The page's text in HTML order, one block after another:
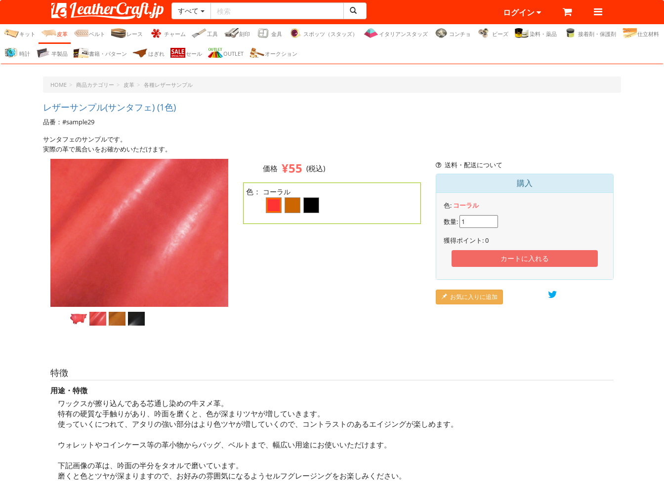
レザークラフト・ドット・
ジェーピー
すべて ログイン
キット 皮革 ベルト レース チャーム 工具 刻印 金具 スポッツ（スタッズ） イタリアンスタッズ コンチョ ビーズ 染料・薬品 接着剤・保護剤 仕立材料
時計 半製品 書籍・パターン はぎれ セール OUTLET オークション
HOME 商品カテゴリー 皮革 各種レザーサンプル
レザーサンプル(サンタフェ) (1色)
品番：#sample29
サンタフェのサンプルです。
実際の革で風合いをお確かめいただけます。
価格 ¥55 (税込)
色： コーラル
送料・配送について
購入
色: コーラル
数量:
獲得ポイント:0
カートに入れる
お気に入りに追加
特徴
用途・特徴
ワックスが擦り込んである芯通し染めの牛ヌメ革。
特有の硬質な手触りがあり、吟面を磨くと、色が深まりツヤが増していきます。
使っていくにつれて、アタリの強い部分はより色ツヤが増していくので、コントラストのあるエイジングが楽しめます。
ウォレットやコインケース等の革小物からバッグ、ベルトまで、幅広い用途にお使いいただけます。
下記画像の革は、吟面の半分をタオルで磨いています。
磨くと色とツヤが深まりますので、お好みの雰囲気になるようセルフグレージングをお楽しみください。